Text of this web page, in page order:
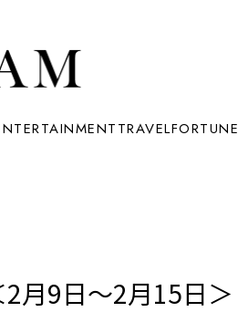
TRAVELFORTUNE
月9日～2月15日＞